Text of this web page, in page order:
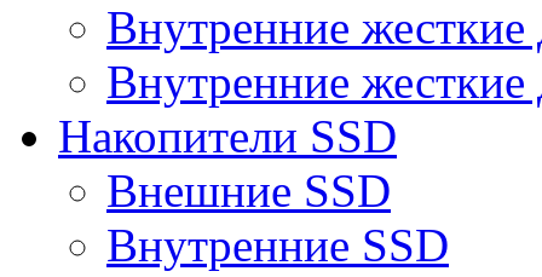
Внутренние
Внутренние
Накопители SSD
Внешние SSD
Внутренние SSD